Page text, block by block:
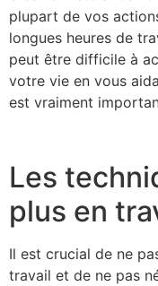
plupart de vos
longues heures de
peut être difficile à
votre vie en vous
est vraiment
Les
plus en
Il est crucial de ne
travail et de ne pas